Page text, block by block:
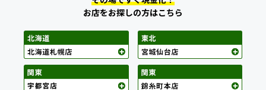
お店をお探しの方はこちら